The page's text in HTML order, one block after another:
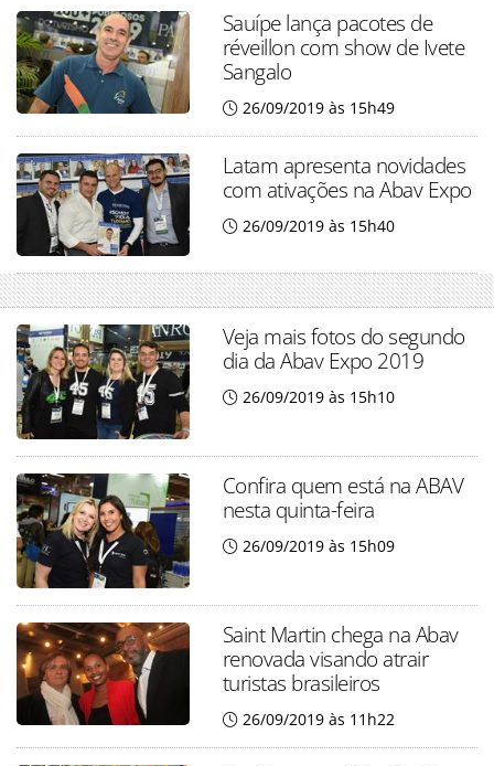
Sauípe lança pacotes de
réveillon com show de Ivete
Sangalo
26/09/2019 às 15h49
Latam apresenta novidades
com ativações na Abav Expo
26/09/2019 às 15h40
Veja mais fotos do segundo
dia da Abav Expo 2019
26/09/2019 às 15h10
Confira quem está na ABAV
nesta quinta-feira
26/09/2019 às 15h09
Saint Martin chega na Abav
renovada visando atrair
turistas brasileiros
26/09/2019 às 11h22